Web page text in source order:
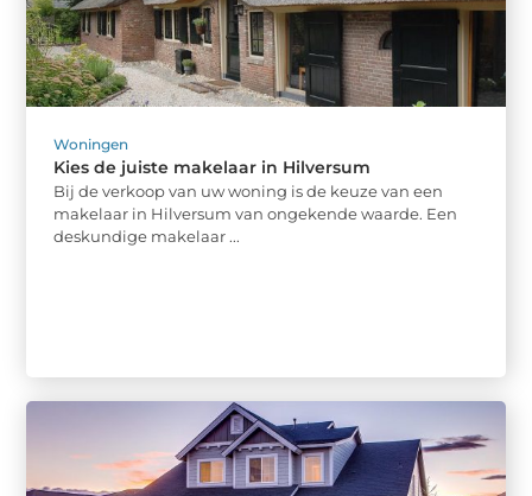
Woningen
Kies de juiste makelaar in Hilversum
Bij de verkoop van uw woning is de keuze van een
makelaar in Hilversum van ongekende waarde. Een
deskundige makelaar ...